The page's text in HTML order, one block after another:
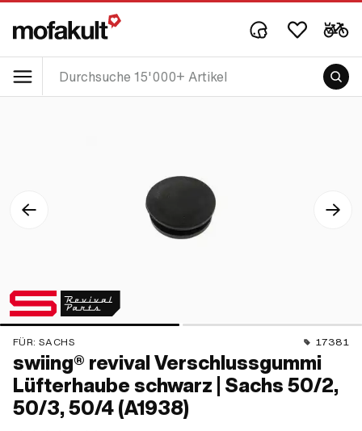
FÜR: SACHS 17381
swiing® revival Verschlussgummi
Lüfterhaube schwarz | Sachs 50/2,
50/3, 50/4 (A1938)